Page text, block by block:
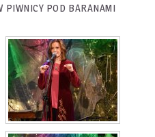
PIWNICY POD BARANAMI